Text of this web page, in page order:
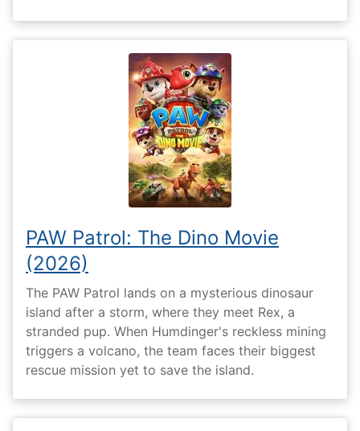
PAW Patrol: The Dino Movie
(2026)
The PAW Patrol lands on a mysterious dinosaur
island after a storm, where they meet Rex, a
stranded pup. When Humdinger's reckless mining
triggers a volcano, the team faces their biggest
rescue mission yet to save the island.